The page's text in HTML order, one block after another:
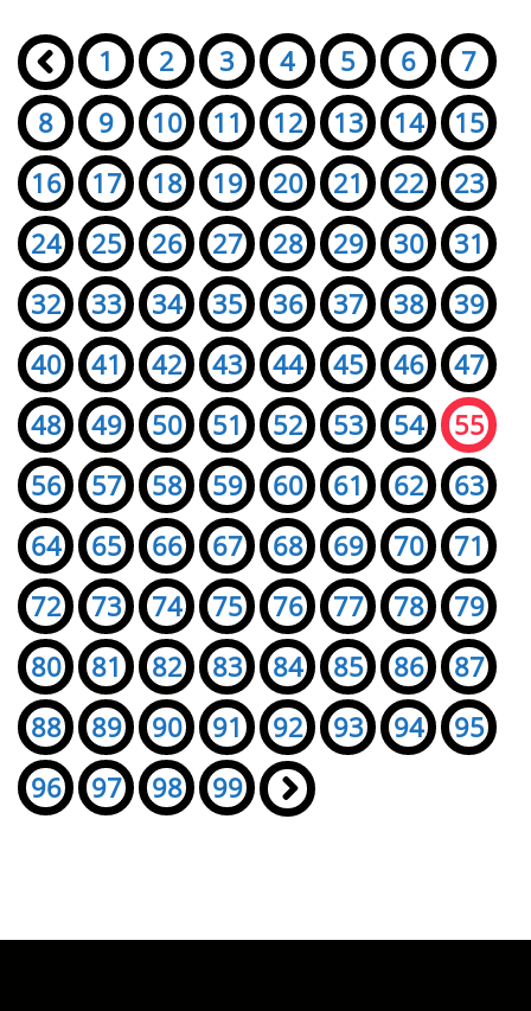
Seiten:
« 1 2 3 4 5 6
7
8
9 10 11 12 13 14
15
16
17 18 19 20 21 22
23
24
25 26 27 28 29 30
31
32
33 34 35 36 37 38
39
40
41 42 43 44 45 46
47
48
49 50 51 52 53 54
55
56
57 58 59 60 61 62
63
64
65 66 67 68 69 70
71
72
73 74 75 76 77 78
79
80
81 82 83 84 85 86
87
88
89 90 91 92 93 94
95
96
97 98 99 »